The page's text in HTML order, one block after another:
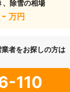
、除雪の相場
- 万円
者をお探しの方は
110